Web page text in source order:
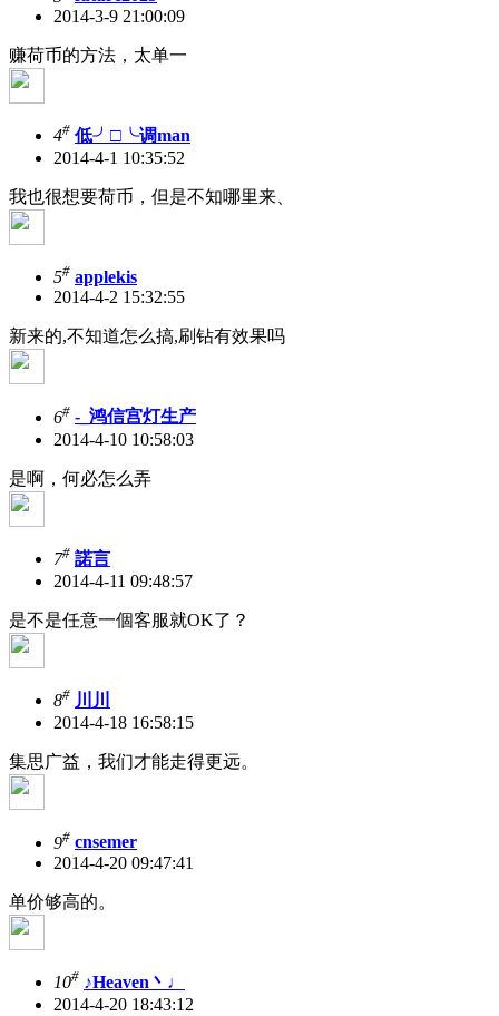
2014-3-9 21:00:09
赚荷币的方法，太单一
4# 低╯□╰调man
2014-4-1 10:35:52
我也很想要荷币，但是不知哪里来、
5# applekis
2014-4-2 15:32:55
新来的,不知道怎么搞,刷钻有效果吗
6# -_鸿信宫灯生产
2014-4-10 10:58:03
是啊，何必怎么弄
7# 諾言
2014-4-11 09:48:57
是不是任意一個客服就OK了？
8# 川川
2014-4-18 16:58:15
集思广益，我们才能走得更远。
9# cnsemer
2014-4-20 09:47:41
单价够高的。
10# ♪Heaven丶♩
2014-4-20 18:43:12